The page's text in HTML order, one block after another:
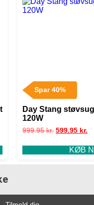
Spar 40%
Day Stang
120W
999.95kr. 599.95 kr.
KØB